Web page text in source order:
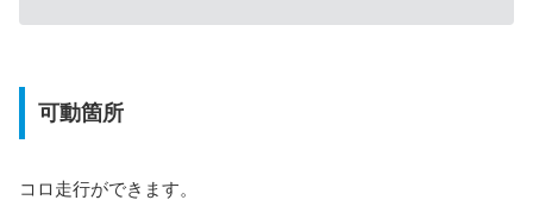
可動箇所
コロ走行ができます。